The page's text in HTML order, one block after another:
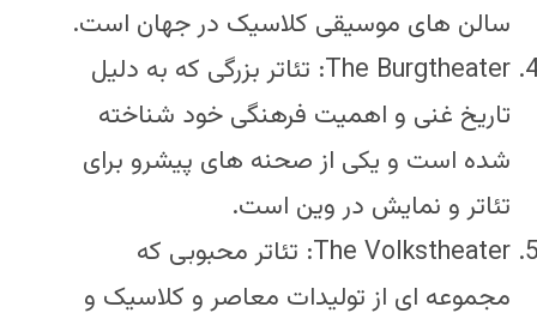
سالن های موسیقی کلاسیک در جهان است.
The Burgtheater: تئاتر بزرگی که به دلیل
تاریخ غنی و اهمیت فرهنگی خود شناخته
شده است و یکی از صحنه های پیشرو برای
تئاتر و نمایش در وین است.
The Volkstheater: تئاتر محبوبی که
مجموعه ای از تولیدات معاصر و کلاسیک و